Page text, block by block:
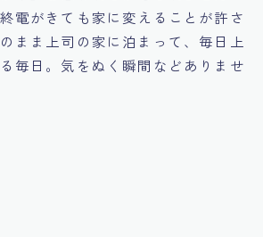
電がきても家に変えることが許さ
まま上司の家に泊まって、毎日上
毎日。気をぬく瞬間などありませ